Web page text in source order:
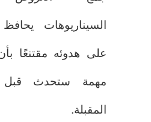
السيناريوهات
على هدوئه مقتنعًا
مهمة ستحدث قبل
المقبلة.